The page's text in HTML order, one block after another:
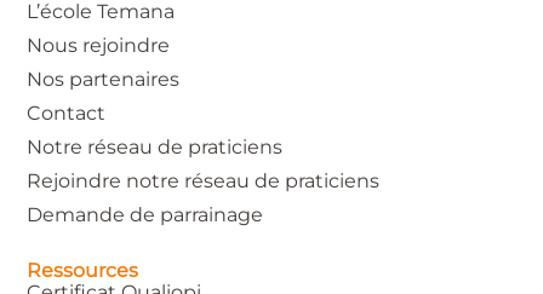
L’école Temana
Nous rejoindre
Nos partenaires
Contact
Notre réseau de praticiens
Rejoindre notre réseau de praticiens
Demande de parrainage
Ressources